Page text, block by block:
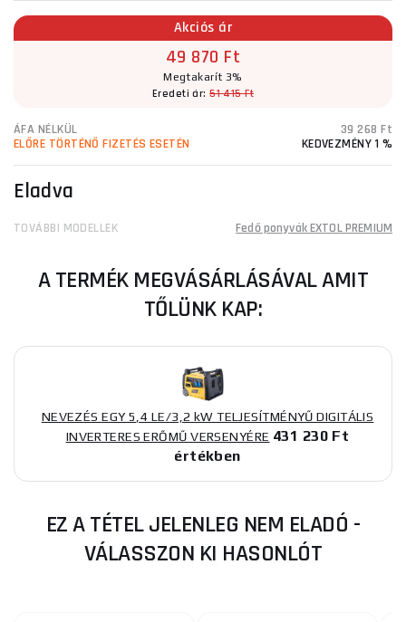
Akciós ár
49 870 Ft
Megtakarít 3%
Eredeti ár:51 415 Ft
ÁFA NÉLKÜL
39 268 Ft
ELŐRE TÖRTÉNŐ FIZETÉS ESETÉN
KEDVEZMÉNY 1 %
Eladva
TOVÁBBI MODELLEK Fedő ponyvák EXTOL PREMIUM
A TERMÉK MEGVÁSÁRLÁSÁVAL AMIT
TŐLÜNK KAP:
NEVEZÉS EGY 5,4 LE/3,2 kW TELJESÍTMÉNYŰ DIGITÁLIS
INVERTERES ERŐMŰ VERSENYÉRE 431 230 Ft
értékben
EZ A TÉTEL JELENLEG NEM ELADÓ -
VÁLASSZON KI HASONLÓT